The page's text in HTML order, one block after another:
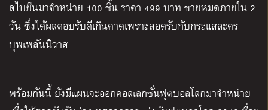
สไบยีนมาจำหน่าย 100 ชิ้น ราคา 499 บาท ขายหมดภายใน 2
วัน ซึ่งได้ผลตอบรับดีเกินคาดเพราะสอดรับกับกระแสละคร
บุพเพสันนิวาส
พร้อมกันนี้ ยังมีแผนจะออกคอลเลกชั่นฟุตบอลโลกมาจำหน่าย